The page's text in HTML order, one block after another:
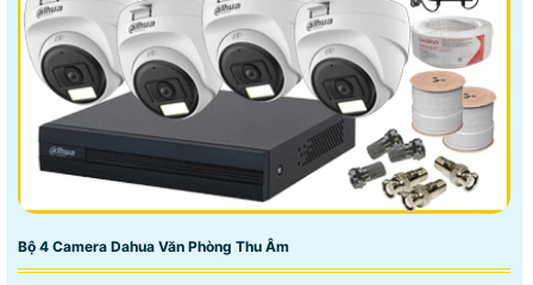
Bộ 4 Camera Dahua Văn Phòng Thu Âm